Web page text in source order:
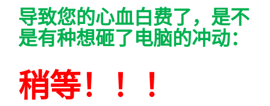
导致您的心血白费了，是不
是有种想砸了电脑的冲动：
稍等！！！